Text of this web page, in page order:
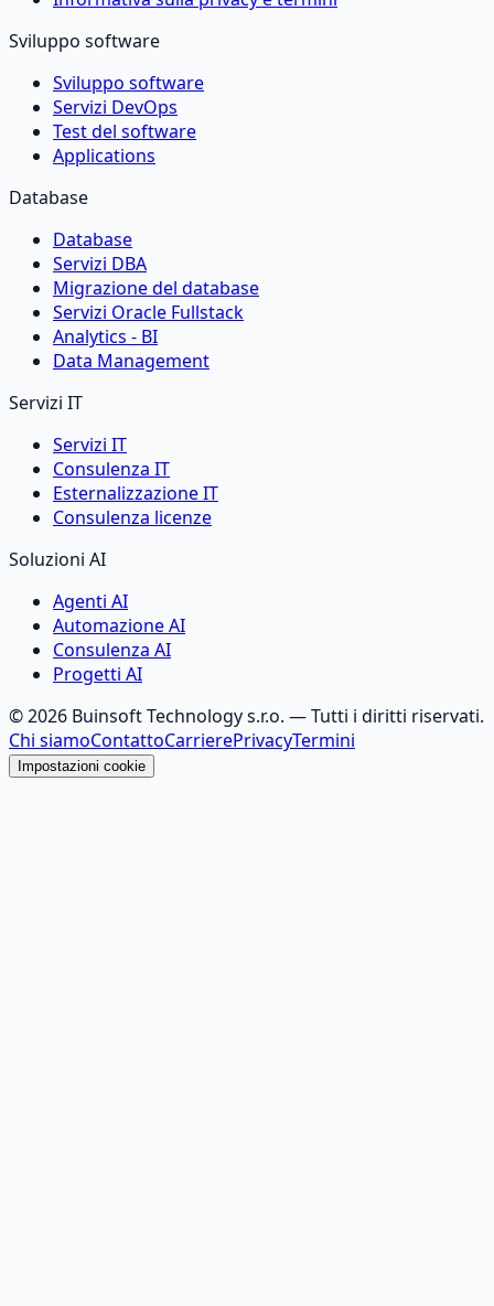
Sviluppo software
Sviluppo software
Servizi DevOps
Test del software
Applications
Database
Database
Servizi DBA
Migrazione del database
Servizi Oracle Fullstack
Analytics - BI
Data Management
Servizi IT
Servizi IT
Consulenza IT
Esternalizzazione IT
Consulenza licenze
Soluzioni AI
Agenti AI
Automazione AI
Consulenza AI
Progetti AI
©2026 Buinsoft Technology s.r.o. — Tutti i diritti riservati.
Chi siamoContattoCarrierePrivacyTermini
Impostazioni cookie